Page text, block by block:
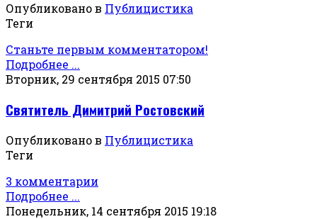
Опубликовано в Публицистика
Теги
Станьте первым комментатором!
Подробнее ...
Вторник, 29 сентября 2015 07:50
Святитель Димитрий Ростовский
Опубликовано в Публицистика
Теги
3 комментарии
Подробнее ...
Понедельник, 14 сентября 2015 19:18